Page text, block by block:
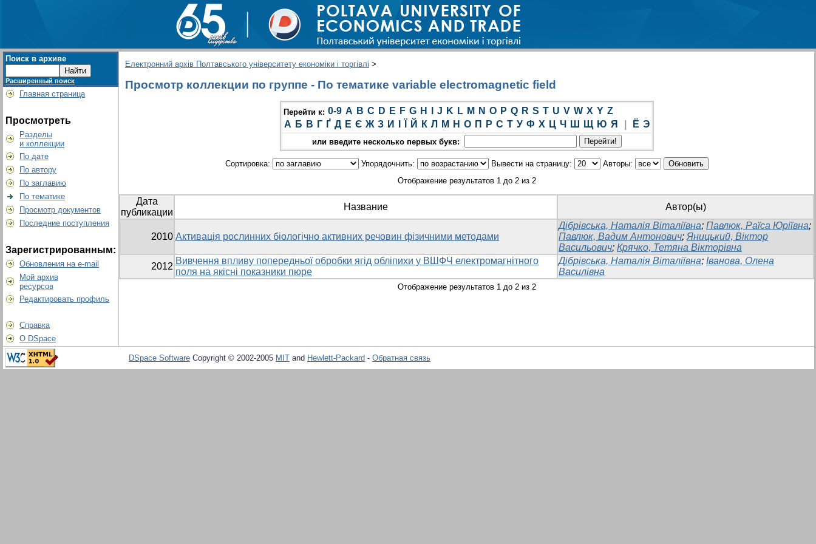
Поиск в архиве
Расширенный поиск
Главная страница
Просмотреть
Разделы
и коллекции
По дате
По автору
По заглавию
По тематике
Просмотр документов
Последние поступления
Зарегистрированным:
Обновления на e-mail
Мой архив
ресурсов
Редактировать профиль
Справка
О DSpace
Електронний архів Полтавського університету економіки і торгівлі >
Просмотр коллекции по группе - По тематике variable electromagnetic field
Перейти к: 0-9 A B C D E F G H J K L M N O P Q R S T U V W X Y Z
А Б В Г Ґ Д Е Є Ж З И Й К Л М Н О П Р С Т У Ф Х Ц Ч Ш Щ Ю Я Ё Э
или введите несколько первых букв:
Сортировка: Упорядочнить: Вывести на страницу:
Авторы:
Отображение результатов 1 до 2 из 2
Дата
публикации
Название Автор(ы)
2010 Активація рослинних біологічно активних речовин фізичними методами
Дібрівська, Наталія Віталіївна; Павлюк, Раїса Юріївна;
Павлюк, Вадим Антонович; Яницький, Віктор
Васильович; Крячко, Тетяна Вікторівна
2012
Вивчення впливу попередньої обробки ягід обліпихи у ВШФЧ електромагнітного
поля на якісні показники пюре
Дібрівська, Наталія Віталіївна; Іванова, Олена
Василівна
Отображение результатов 1 до 2 из 2
DSpace Software Copyright © 2002-2005 MIT and Hewlett-Packard - Обратная связь